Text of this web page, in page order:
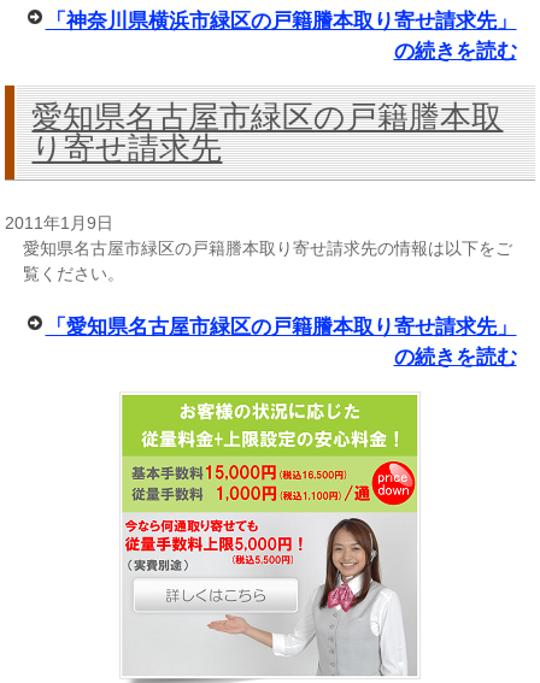
「神奈川県横浜市緑区の戸籍謄本取り寄せ請求先」
の続きを読む
愛知県名古屋市緑区の戸籍謄本取
り寄せ請求先
2011年1月9日
愛知県名古屋市緑区の戸籍謄本取り寄せ請求先の情報は以下をご
覧ください。
「愛知県名古屋市緑区の戸籍謄本取り寄せ請求先」
の続きを読む